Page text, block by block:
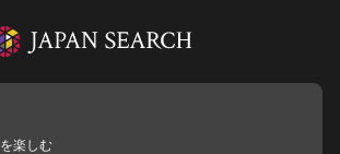
楽しむ